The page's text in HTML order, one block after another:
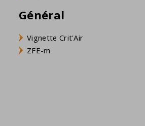
Général
Vignette Crit'Air
ZFE-m